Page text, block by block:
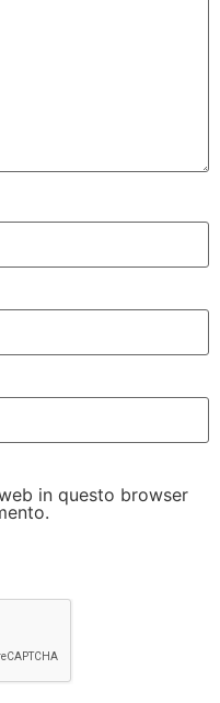
in questo browser